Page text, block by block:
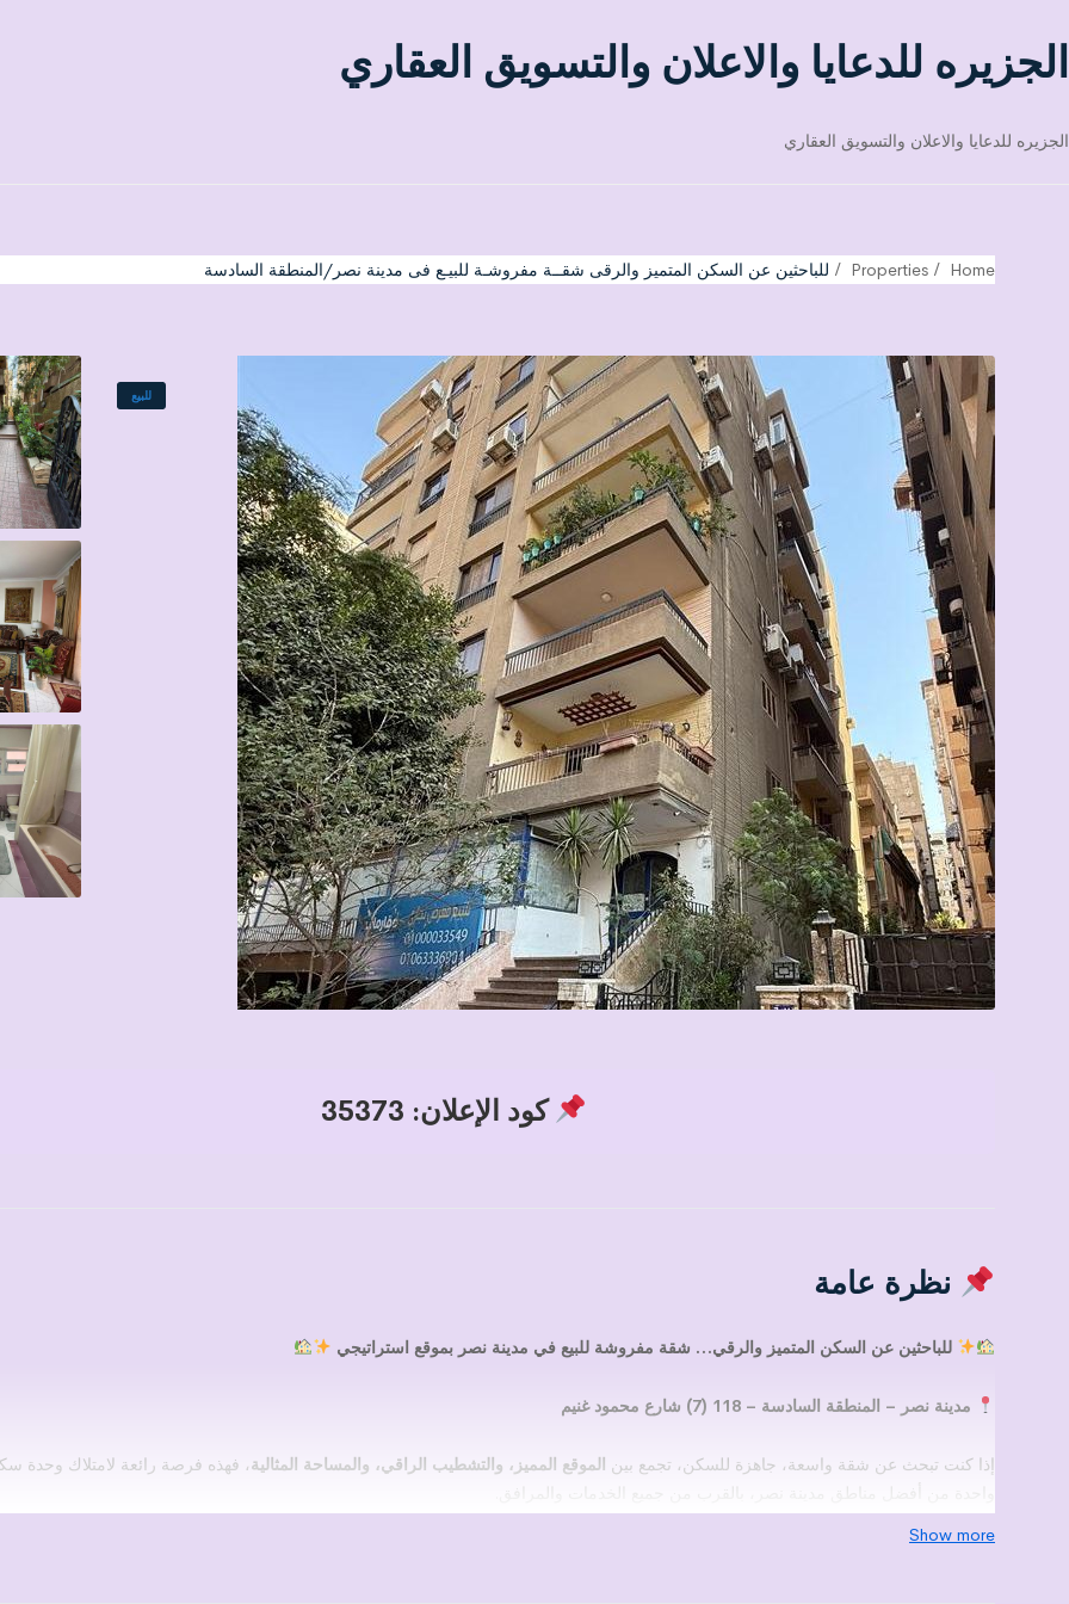
الجزيره للدعايا والاعلان والتسويق العقاري
الجزيره للدعايا والاعلان والتسويق العقاري
Home
Properties للباحثين عن السكن المتميز والرقى شقــة مفروشـة للبيـع فى مدينة نصر/المنطقة السادسة
للبيع
كود الإعلان: 35373
نظرة عامة
للباحثين عن السكن المتميز والرقي… شقة مفروشة للبيع في مدينة نصر بموقع استراتيجي
مدينة نصر – المنطقة السادسة – 118 (7) شارع محمود غنيم
إذا كنت تبحث عن شقة واسعة، جاهزة للسكن، تجمع بين الموقع المميز، والتشطيب الراقي، والمساحة المثالية، فهذه فرصة رائعة لامتلاك وحدة
Show more